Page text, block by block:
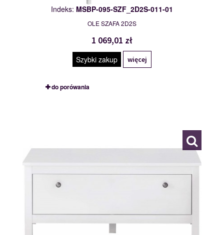
Indeks: MSBP-095-SZF_2D2S-011-01
OLE SZAFA 2D2S
1 069,01 zł
Szybki zakup więcej
do porówania